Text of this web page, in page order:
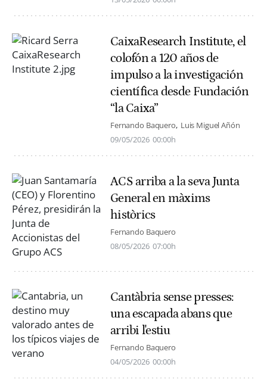
CaixaResearch Institute, el
colofón a 120 años de
impulso a la investigación
científica desde Fundación
“la Caixa”
Fernando Baquero Luis Miguel Añón
09/05/2026 00:00h
ACS arriba a la seva Junta
General en màxims
històrics
Fernando Baquero
08/05/2026 07:00h
Cantàbria sense presses:
una escapada abans que
arribi l'estiu
Fernando Baquero
04/05/2026 00:00h